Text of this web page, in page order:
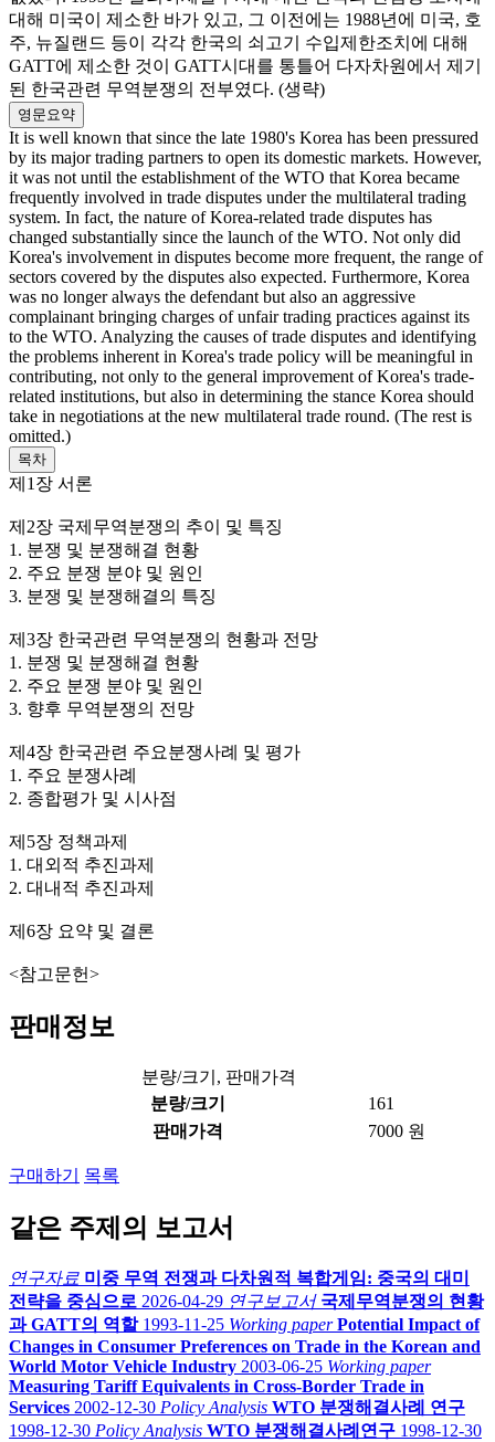
대해 미국이 제소한 바가 있고, 그 이전에는 1988년에 미국, 호
주, 뉴질랜드 등이 각각 한국의 쇠고기 수입제한조치에 대해
GATT에 제소한 것이 GATT시대를 통틀어 다자차원에서 제기
된 한국관련 무역분쟁의 전부였다. (생략)
영문요약
It is well known that since the late 1980's Korea has been pressured
by its major trading partners to open its domestic markets. However,
it was not until the establishment of the WTO that Korea became
frequently involved in trade disputes under the multilateral trading
system. In fact, the nature of Korea-related trade disputes has
changed substantially since the launch of the WTO. Not only did
Korea's involvement in disputes become more frequent, the range of
sectors covered by the disputes also expected. Furthermore, Korea
was no longer always the defendant but also an aggressive
complainant bringing charges of unfair trading practices against its
to the WTO. Analyzing the causes of trade disputes and identifying
the problems inherent in Korea's trade policy will be meaningful in
contributing, not only to the general improvement of Korea's trade-
related institutions, but also in determining the stance Korea should
take in negotiations at the new multilateral trade round. (The rest is
omitted.)
목차
제1장 서론
제2장 국제무역분쟁의 추이 및 특징
1. 분쟁 및 분쟁해결 현황
2. 주요 분쟁 분야 및 원인
3. 분쟁 및 분쟁해결의 특징
제3장 한국관련 무역분쟁의 현황과 전망
1. 분쟁 및 분쟁해결 현황
2. 주요 분쟁 분야 및 원인
3. 향후 무역분쟁의 전망
제4장 한국관련 주요분쟁사례 및 평가
1. 주요 분쟁사례
2. 종합평가 및 시사점
제5장 정책과제
1. 대외적 추진과제
2. 대내적 추진과제
제6장 요약 및 결론
<참고문헌>
판매정보
분량/크기, 판매가격
분량/크기
161
판매가격
7000 원
구매하기 목록
같은 주제의 보고서
연구자료 미중 무역 전쟁과 다차원적 복합게임: 중국의 대미
전략을 중심으로 2026-04-29 연구보고서 국제무역분쟁의 현황
과 GATT의 역할 1993-11-25 Working paper Potential Impact of
Changes in Consumer Preferences on Trade in the Korean and
World Motor Vehicle Industry 2003-06-25 Working paper
Measuring Tariff Equivalents in Cross-Border Trade in
Services 2002-12-30 Policy Analysis WTO 분쟁해결사례 연구
1998-12-30 Policy Analysis WTO 분쟁해결사례연구 1998-12-30